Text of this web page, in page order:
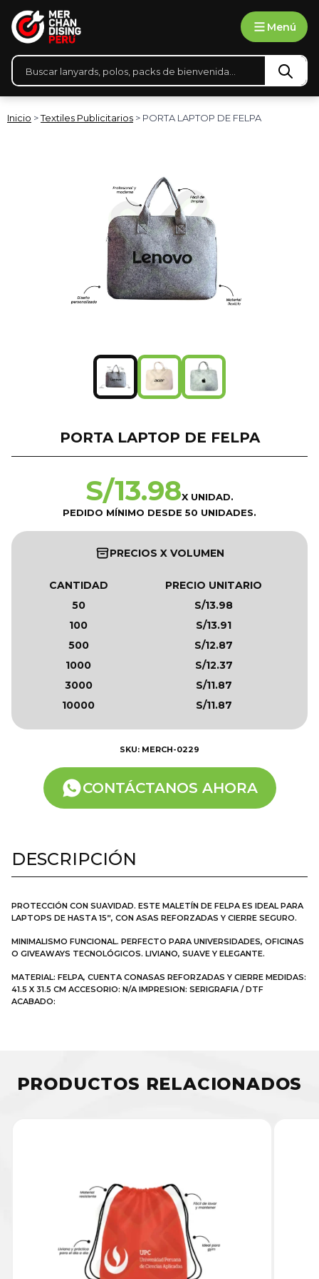
Menú
Búsqueda
Inicio >Textiles Publicitarios > PORTA LAPTOP DE FELPA
PORTA LAPTOP DE FELPA
S/13.98X UNIDAD.
PEDIDO MÍNIMO DESDE 50 UNIDADES.
PRECIOS X VOLUMEN
CANTIDAD
PRECIO UNITARIO
50
S/13.98
100
S/13.91
500
S/12.87
1000
S/12.37
3000
S/11.87
10000
S/11.87
SKU: MERCH-0229
CONTÁCTANOS AHORA
DESCRIPCIÓN
PROTECCIÓN CON SUAVIDAD. ESTE MALETÍN DE FELPA ES IDEAL PARA
LAPTOPS DE HASTA 15”, CON ASAS REFORZADAS Y CIERRE SEGURO.
MINIMALISMO FUNCIONAL. PERFECTO PARA UNIVERSIDADES, OFICINAS
O GIVEAWAYS TECNOLÓGICOS. LIVIANO, SUAVE Y ELEGANTE.
MATERIAL: FELPA, CUENTA CONASAS REFORZADAS Y CIERRE MEDIDAS:
41.5 X 31.5 CM ACCESORIO: N/A IMPRESION: SERIGRAFIA / DTF
ACABADO:
PRODUCTOS RELACIONADOS